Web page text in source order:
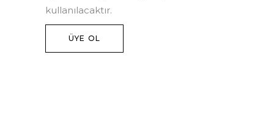
kullanılacaktır.
ÜYE OL